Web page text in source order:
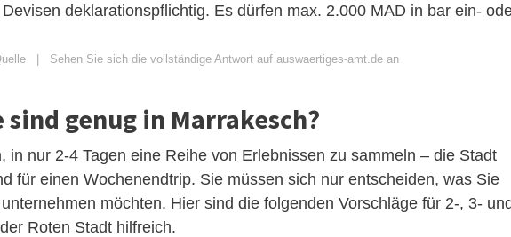
deklarationspflichtig. Es dürfen max. 2.000 MAD in bar ein-
| Sehen Sie sich die vollständige Antwort auf auswaertiges-amt.de an
sind genug in Marrakesch?
in nur 2-4 Tagen eine Reihe von Erlebnissen zu sammeln – die Stadt
für einen Wochenendtrip. Sie müssen sich nur entscheiden, was Sie
möchten. Hier sind die folgenden Vorschläge für 2-, 3-
Roten Stadt hilfreich.